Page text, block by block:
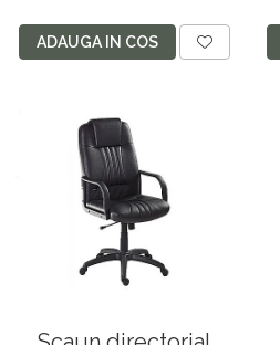
ADAUGA IN COS